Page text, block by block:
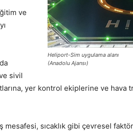
Heliport-Sim uygulama alanı
(Anadolu Ajansı)
ve
sivil
yer kontrol ekiplerine ve hava
mesafesi, sıcaklık gibi çevresel